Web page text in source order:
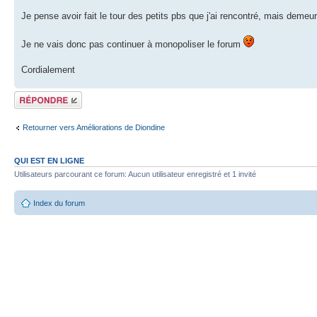
Je pense avoir fait le tour des petits pbs que j'ai rencontré, mais
Je ne vais donc pas continuer à monopoliser le forum
Cordialement
Répondre
Retourner vers Améliorations de Diondine
QUI EST EN LIGNE
Utilisateurs parcourant ce forum: Aucun utilisateur enregistré et 1 invité
Index du forum